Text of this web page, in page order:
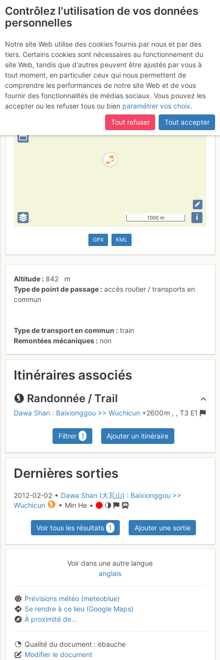
关村坝火车站
中国四川省
+
–
1000 m i
GPX KML
Altitude 842
m
Type de point de passage
accès routier / transports en
commun
Type de transport en commun
train
Remontées mécaniques
non
Itinéraires associés
Randonnée / Trail
Dawa Shan : Baixionggou >> Wuchicun +2600 m , , T3 E1
Filtrer 1 Ajouter un itinéraire
Dernières sorties
2012-02-02 • Dawa Shan (大瓦山) : Baixionggou >>
Wuchicun
• Min He •
Voir tous les résultats 1 Ajouter une sortie
Voir dans une autre langue
anglais
Prévisions météo (meteoblue)
Se rendre à ce lieu (Google Maps)
À proximité de...
Qualité du document
ébauche
Modifier le document
Contrôlez l'utilisation de vos données
personnelles
Notre site Web utilise des cookies fournis par nous et par des
tiers. Certains cookies sont nécessaires au fonctionnement du
site Web, tandis que d'autres peuvent être ajustés par vous à
tout moment, en particulier ceux qui nous permettent de
comprendre les performances de notre site Web et de vous
fournir des fonctionnalités de médias sociaux. Vous pouvez les
accepter ou les refuser tous ou bien paramétrer vos choix.
Tout refuser
Tout accepter